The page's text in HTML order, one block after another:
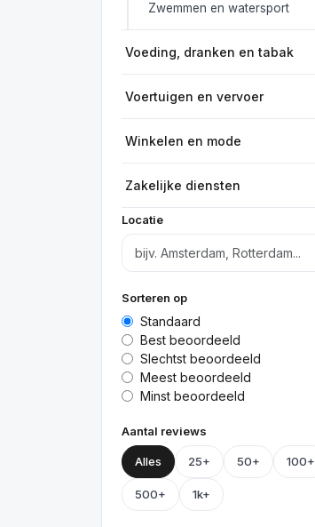
Zwemmen en watersport
Voeding, dranken en tabak
Voertuigen en vervoer
Winkelen en mode
Zakelijke diensten
Locatie
Sorteren op
Standaard
Best beoordeeld
Slechtst beoordeeld
Meest beoordeeld
Minst beoordeeld
Aantal reviews
Alles 25+ 50+ 100+
500+ 1k+